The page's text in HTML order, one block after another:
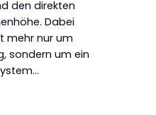
den direkten
Dabei
mehr nur um
sondern um ein